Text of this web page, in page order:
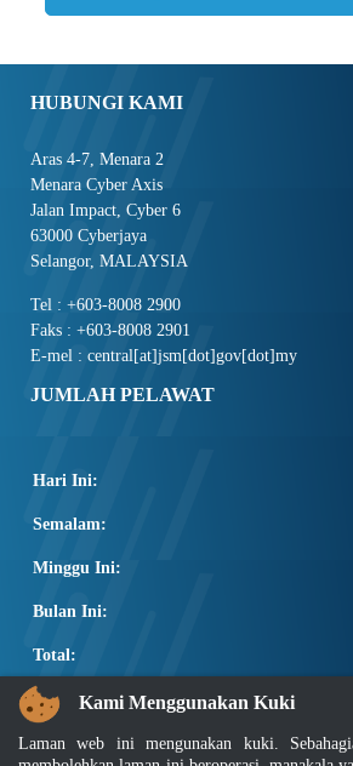
HUBUNGI KAMI
Aras 4-7, Menara 2
Menara Cyber Axis
Jalan Impact, Cyber 6
63000 Cyberjaya
Selangor, MALAYSIA
Tel : +603-8008 2900
Faks : +603-8008 2901
E-mel : central[at]jsm[dot]gov[dot]my
JUMLAH PELAWAT
Hari Ini:
Semalam:
Minggu Ini:
Bulan Ini:
Total:
PAUTAN POPULAR
Elektroteknikal, ICT dan Pembinaan
Kami Menggunakan Kuki
Laman web ini mengunakan kuki.